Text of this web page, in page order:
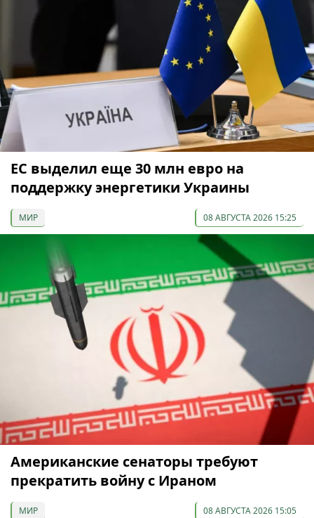
ЕС выделил еще 30 млн евро на
поддержку энергетики Украины
МИР 08 АВГУСТА 2026 15:25
Американские сенаторы требуют
прекратить войну с Ираном
МИР 08 АВГУСТА 2026 15:05